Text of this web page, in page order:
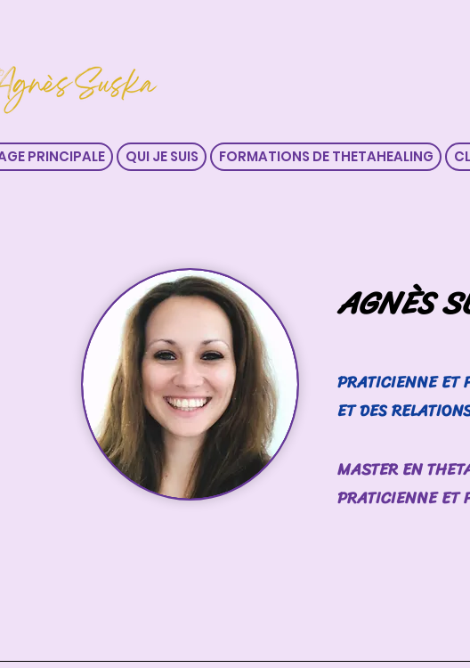
PRINCIPALE QUI JE SUIS FORMATIONS DE THETAHEALING
AGNÈS
PRATICIENNE ET
ET DES
MASTER EN
PRATICIENNE ET